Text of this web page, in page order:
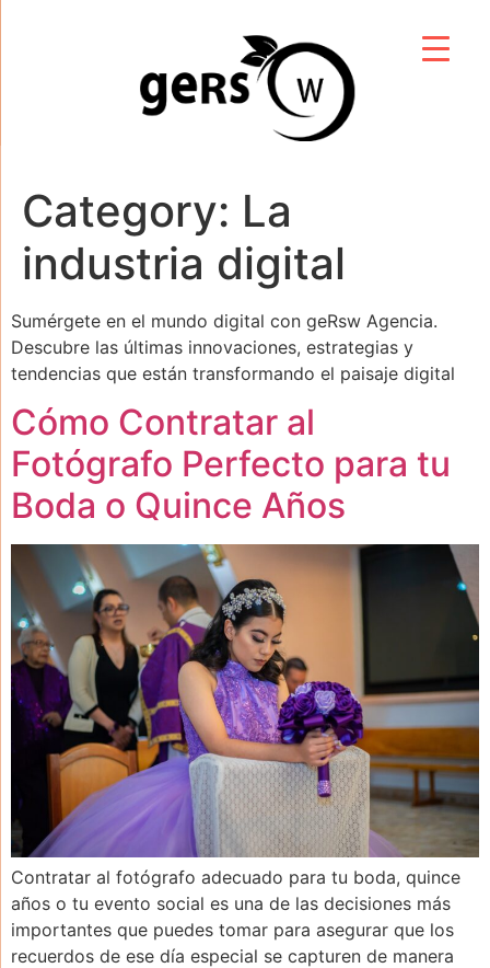
Category: La
industria digital
Sumérgete en el mundo digital con geRsw Agencia.
Descubre las últimas innovaciones, estrategias y
tendencias que están transformando el paisaje digital
Cómo Contratar al
Fotógrafo Perfecto para tu
Boda o Quince Años
Contratar al fotógrafo adecuado para tu boda, quince
años o tu evento social es una de las decisiones más
importantes que puedes tomar para asegurar que los
recuerdos de ese día especial se capturen de manera